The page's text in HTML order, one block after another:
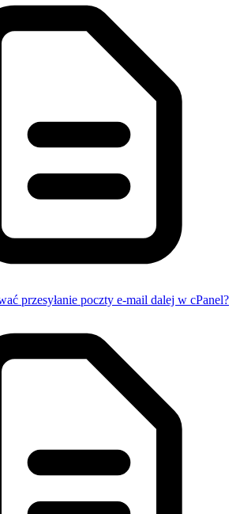
przesyłanie poczty e-mail dalej w cPanel?